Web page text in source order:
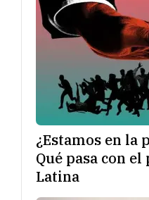
¿Estamos en la
Qué pasa con
Latina